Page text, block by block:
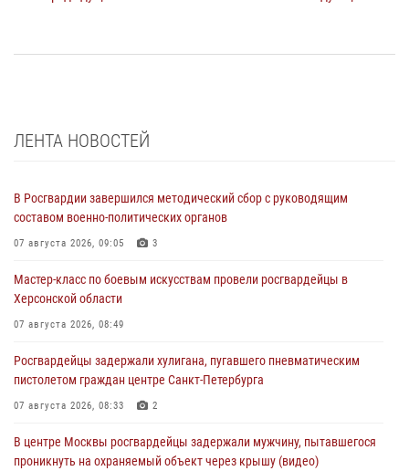
ЛЕНТА НОВОСТЕЙ
В Росгвардии завершился методический сбор с руководящим
составом военно-политических органов
07 августа 2026, 09:05 3
Мастер-класс по боевым искусствам провели росгвардейцы в
Херсонской области
07 августа 2026, 08:49
Росгвардейцы задержали хулигана, пугавшего пневматическим
пистолетом граждан центре Санкт-Петербурга
07 августа 2026, 08:33 2
В центре Москвы росгвардейцы задержали мужчину, пытавшегося
проникнуть на охраняемый объект через крышу (видео)